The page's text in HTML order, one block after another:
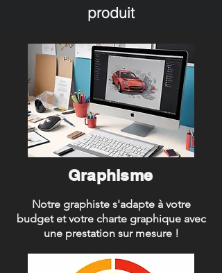
produit
Graphisme
Notre graphiste s'adapte à votre
budget et votre charte graphique avec
une prestation sur mesure !